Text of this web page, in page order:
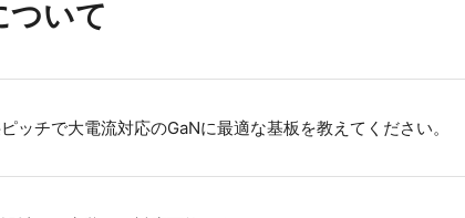
ついて
ッチで大電流対応のGaNに最適な基板を教えてください。